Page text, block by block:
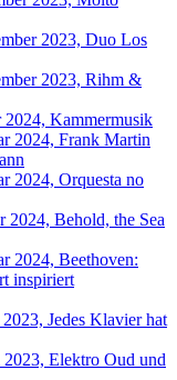
2023, Duo Los
2023, Rihm &
2024, Kammermusik
2024, Frank Martin
2024, Orquesta no
2024, Behold, the Sea
2024, Beethoven:
inspiriert
Jedes Klavier hat
Elektro Oud und